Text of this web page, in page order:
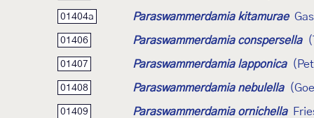
01404a Paraswammerdamia kitamurae
01406 Paraswammerdamia conspersella
01407 Paraswammerdamia lapponica
01408 Paraswammerdamia nebulella
01409 Paraswammerdamia ornichella